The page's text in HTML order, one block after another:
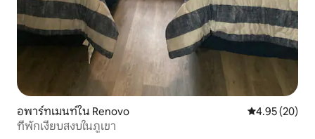
อพาร์ทเมนท์ใน Renovo คะแนนเฉลี่ย
4.95 (20)
ที่พักเงียบสงบในภูเขา